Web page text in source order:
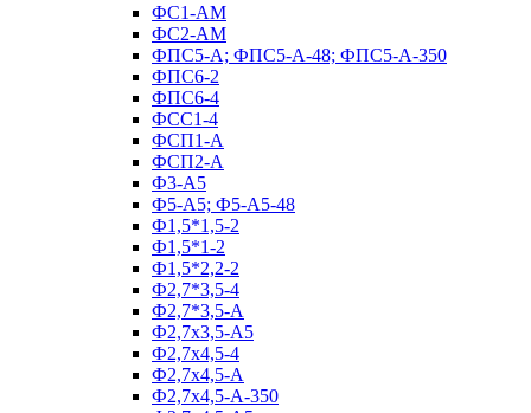
ФС1-АМ
ФС2-АМ
ФПС5-А; ФПС5-А-48; ФПС5-А-350
ФПС6-2
ФПС6-4
ФСС1-4
ФСП1-А
ФСП2-А
Ф3-А5
Ф5-А5; Ф5-А5-48
Ф1,5*1,5-2
Ф1,5*1-2
Ф1,5*2,2-2
Ф2,7*3,5-4
Ф2,7*3,5-А
Ф2,7х3,5-А5
Ф2,7х4,5-4
Ф2,7х4,5-А
Ф2,7х4,5-А-350